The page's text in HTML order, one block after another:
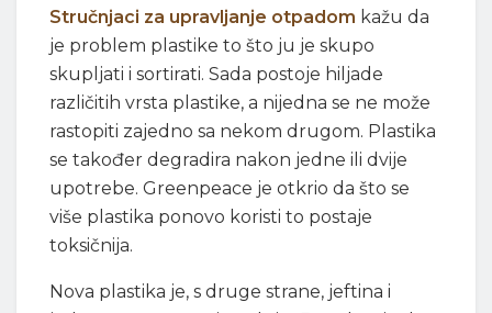
Stručnjaci za upravljanje otpadom kažu da
je problem plastike to što ju je skupo
skupljati i sortirati. Sada postoje hiljade
različitih vrsta plastike, a nijedna se ne može
rastopiti zajedno sa nekom drugom. Plastika
se također degradira nakon jedne ili dvije
upotrebe. Greenpeace je otkrio da što se
više plastika ponovo koristi to postaje
toksičnija.
Nova plastika je, s druge strane, jeftina i